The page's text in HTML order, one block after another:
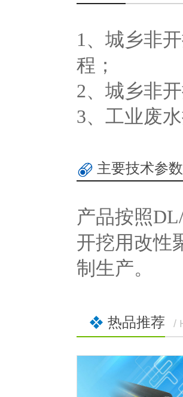
1、城乡非
程；
2、城乡非
3、工业废
主要技术参数
产品按照
开挖用改性
制生产。
热品推荐 /